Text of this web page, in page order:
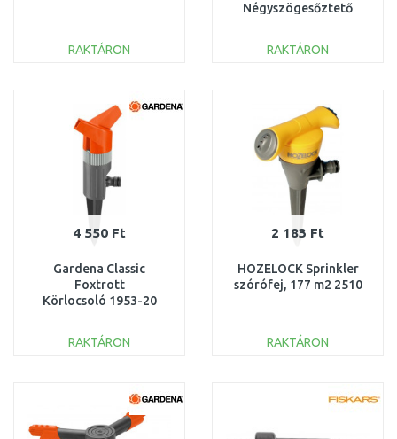
RAKTÁRON
Összehasonlítás
Négyszögesőztető
RAKTÁRON
Összehasonlítás
4 550 Ft
Gardena Classic
Foxtrott
Körlocsoló 1953-20
RAKTÁRON
Összehasonlítás
2 183 Ft
HOZELOCK Sprinkler
szórófej, 177 m2 2510
RAKTÁRON
Összehasonlítás